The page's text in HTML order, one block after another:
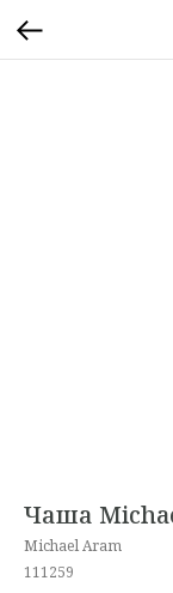
Чаша
Michael Aram
111259